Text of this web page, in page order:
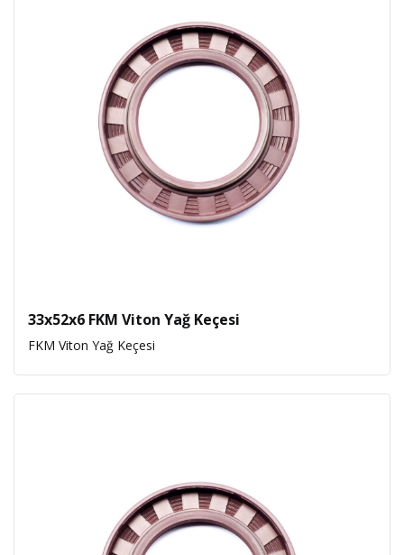
33x52x6 FKM Viton Yağ Keçesi
FKM Viton Yağ Keçesi